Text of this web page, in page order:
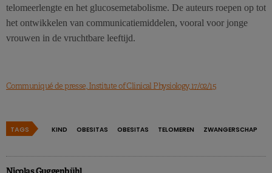
telomeerlengte en het glucosemetabolisme. De auteurs roepen op tot
het ontwikkelen van communicatiemiddelen, vooral voor jonge
vrouwen in de vruchtbare leeftijd.
Communiqué de presse, Institute of Clinical Physiology, 17/02/15
TAGS KIND OBESITAS OBESITAS TELOMEREN ZWANGERSCHAP